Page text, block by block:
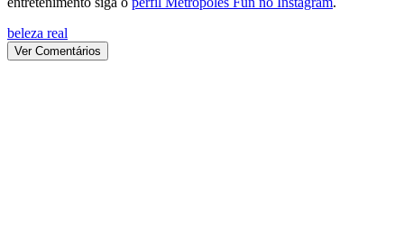
beleza real
Ver Comentários